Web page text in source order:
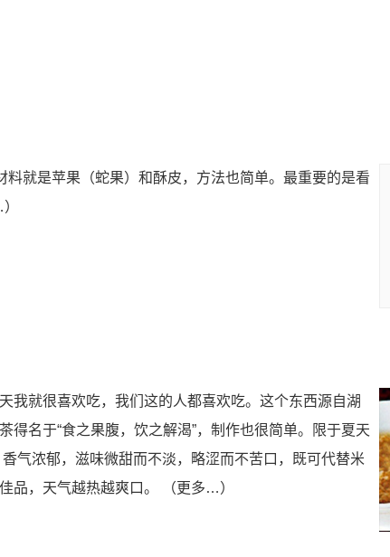
料就是苹果（蛇果）和酥皮，方法也简单。最重要的是看
我就很喜欢吃，我们这的人都喜欢吃。这个东西源自湖
得名于“食之果腹，饮之解渴”，制作也很简单。限于夏天
香气浓郁，滋味微甜而不淡，略涩而不苦口，既可代替米
品，天气越热越爽口。 （更多…）